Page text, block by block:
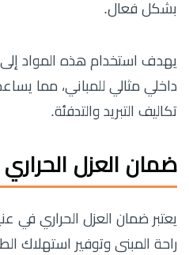
بشكل فعال.
يهدف استخدام هذه المواد إلى
داخلي مثالي للمباني، مما
تكاليف التبريد والتدفئة.
ضمان العزل
يعتبر ضمان العزل الحراري في
راحة المبنى وتوفير استهلاك